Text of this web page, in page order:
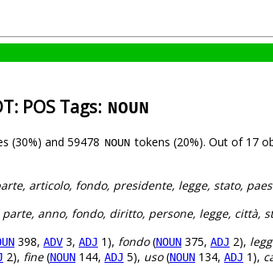
POS Tags: NOUN
(30%) and 59478 NOUN tokens (20%). Out of 17
articolo, fondo, presidente, legge, stato,
anno, fondo, diritto, persone, legge, città,
398, ADV 3, ADJ 1), fondo(NOUN 375, ADJ 2),
2), fine(NOUN 144, ADJ 5), uso(NOUN 134, ADJ 1),